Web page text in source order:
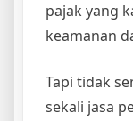
pajak yang
keamanan
Tapi tidak
sekali jasa